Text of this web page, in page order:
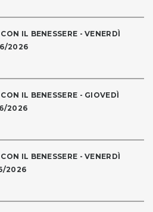
IL BENESSERE - VENERDÌ
2026
IL BENESSERE - GIOVEDÌ
2026
IL BENESSERE - VENERDÌ
2026